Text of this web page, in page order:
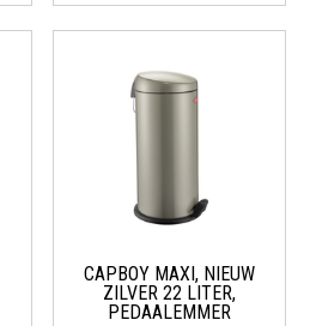
CAPBOY MAXI, NIEUW
ZILVER 22 LITER,
PEDAALEMMER